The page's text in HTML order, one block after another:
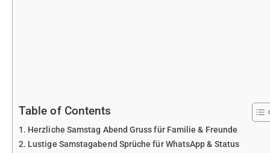
Table of Contents
Herzliche Samstag Abend Gruss für Familie & Freunde
Lustige Samstagabend Sprüche für WhatsApp & Status